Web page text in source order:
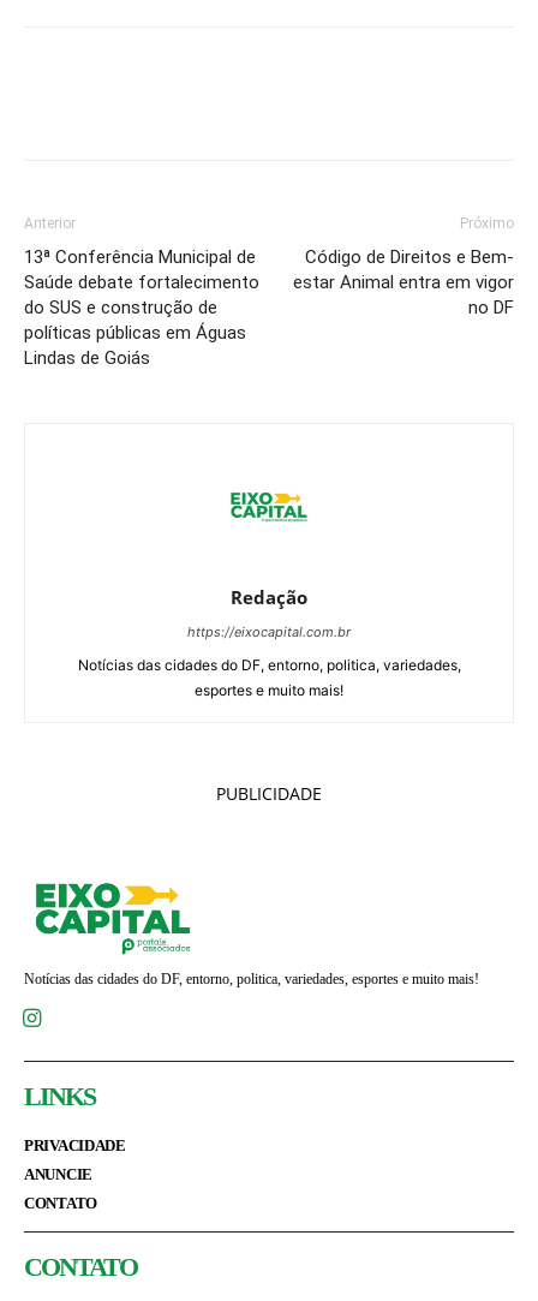
Anterior
13ª Conferência Municipal de
Saúde debate fortalecimento
do SUS e construção de
políticas públicas em Águas
Lindas de Goiás
Próximo
Código de Direitos e Bem-
estar Animal entra em vigor
no DF
Redação
https://eixocapital.com.br
Notícias das cidades do DF, entorno, politica, variedades,
esportes e muito mais!
PUBLICIDADE
Notícias das cidades do DF, entorno, politica, variedades, esportes e muito mais!
LINKS
PRIVACIDADE
ANUNCIE
CONTATO
CONTATO